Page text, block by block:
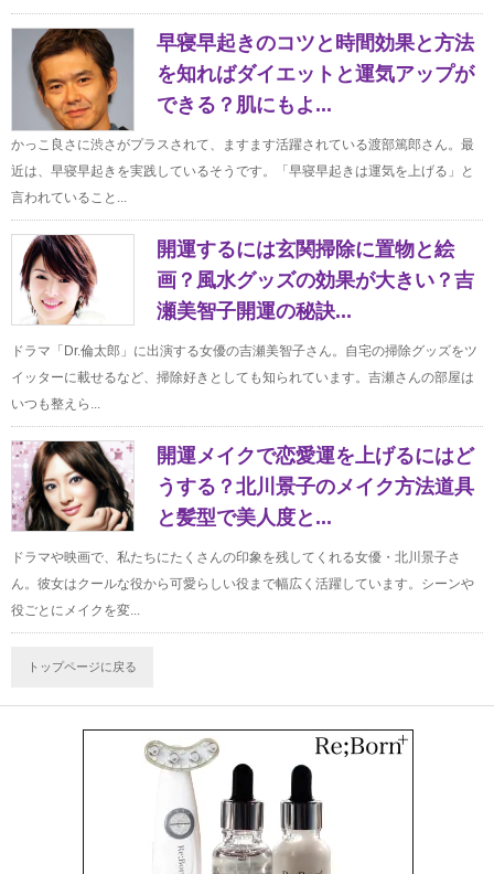
早寝早起きのコツと時間効果と方法
を知ればダイエットと運気アップが
できる？肌にもよ...
かっこ良さに渋さがプラスされて、ますます活躍されている渡部篤郎さん。最
近は、早寝早起きを実践しているそうです。「早寝早起きは運気を上げる」と
言われていること...
開運するには玄関掃除に置物と絵
画？風水グッズの効果が大きい？吉
瀬美智子開運の秘訣...
ドラマ「Dr.倫太郎」に出演する女優の吉瀬美智子さん。自宅の掃除グッズをツ
イッターに載せるなど、掃除好きとしても知られています。吉瀬さんの部屋は
いつも整えら...
開運メイクで恋愛運を上げるにはど
うする？北川景子のメイク方法道具
と髪型で美人度と...
ドラマや映画で、私たちにたくさんの印象を残してくれる女優・北川景子さ
ん。彼女はクールな役から可愛らしい役まで幅広く活躍しています。シーンや
役ごとにメイクを変...
トップページに戻る